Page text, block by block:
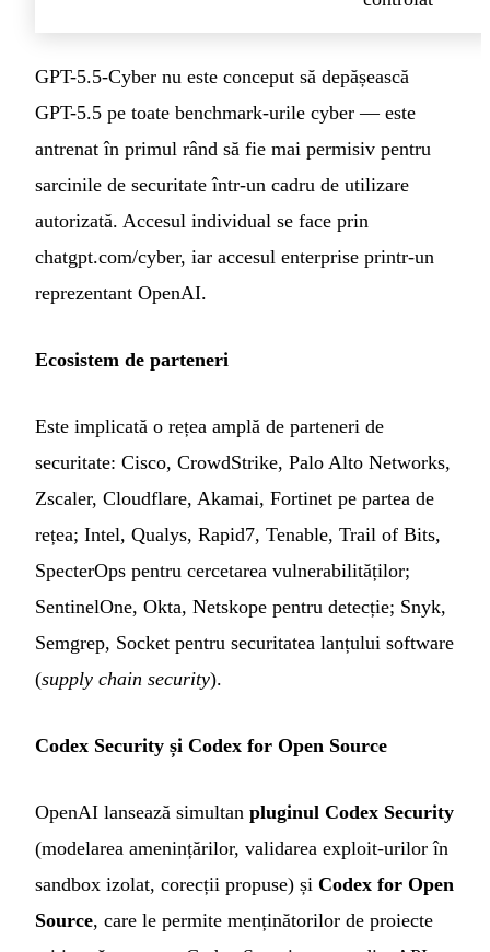
GPT-5.5-Cyber nu este conceput să depășească
GPT-5.5 pe toate benchmark-urile cyber — este
antrenat în primul rând să fie mai permisiv pentru
sarcinile de securitate într-un cadru de utilizare
autorizată. Accesul individual se face prin
chatgpt.com/cyber, iar accesul enterprise printr-un
reprezentant OpenAI.
Ecosistem de parteneri
Este implicată o rețea amplă de parteneri de
securitate: Cisco, CrowdStrike, Palo Alto Networks,
Zscaler, Cloudflare, Akamai, Fortinet pe partea de
rețea; Intel, Qualys, Rapid7, Tenable, Trail of Bits,
SpecterOps pentru cercetarea vulnerabilităților;
SentinelOne, Okta, Netskope pentru detecție; Snyk,
Semgrep, Socket pentru securitatea lanțului software
(supply chain security).
Codex Security și Codex for Open Source
OpenAI lansează simultan pluginul Codex Security
(modelarea amenințărilor, validarea exploit-urilor în
sandbox izolat, corecții propuse) și Codex for Open
Source, care le permite menținătorilor de proiecte